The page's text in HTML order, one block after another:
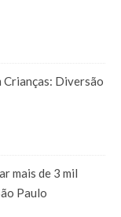
Crianças: Diversão
mais de 3 mil
Paulo